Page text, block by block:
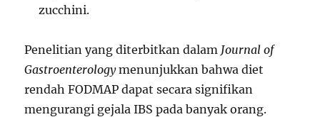
zucchini.
Penelitian yang diterbitkan dalam Journal of
Gastroenterologymenunjukkan bahwa diet
rendah FODMAP dapat secara signifikan
mengurangi gejala IBS pada banyak orang.